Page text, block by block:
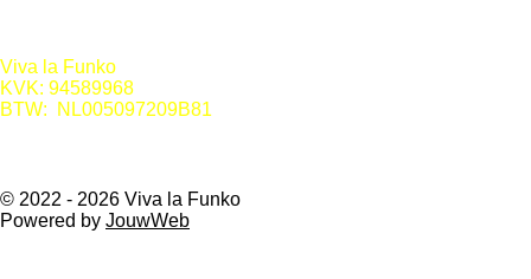
Viva la Funko
KVK: 94589968
BTW: NL005097209B81
a
c
© 2022 - 2026 Viva la Funko
Powered by JouwWeb